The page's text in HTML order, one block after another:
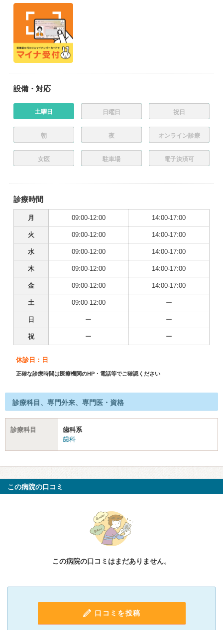
設備・対応
土曜日 日曜日 祝日
朝 夜 オンライン診療
女医 駐車場 電子決済可
診療時間
月 09:00-12:00 14:00-17:00
火 09:00-12:00 14:00-17:00
水 09:00-12:00 14:00-17:00
木 09:00-12:00 14:00-17:00
金 09:00-12:00 14:00-17:00
土 09:00-12:00 ー
日 ー ー
祝 ー ー
休診日：日
正確な診療時間は医療機関のHP・電話等でご確認ください
診療科目、専門外来、専門医・資格
診療科目
歯科系
歯科
この病院の口コミ
この病院の口コミはまだありません。
口コミを投稿